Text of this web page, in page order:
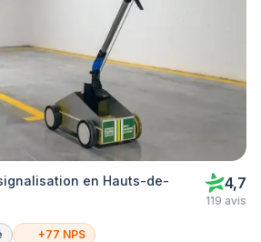
en Hauts-de-
4,7
119 avis
+77 NPS